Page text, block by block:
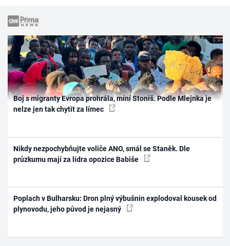
Boj s migranty Evropa prohrála, míní Stoniš. Podle Mlejnka je
nelze jen tak chytit za límec
Nikdy nezpochybňujte voliče ANO, smál se Staněk. Dle
průzkumu mají za lídra opozice Babiše
Poplach v Bulharsku: Dron plný výbušnin explodoval kousek od
plynovodu, jeho původ je nejasný